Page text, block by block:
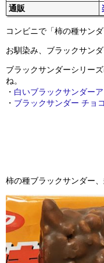
通販
コンビニで「柿の種サン
お馴染み、ブラックサン
ブラックサンダーシリー
ね。
・ 白いブラックサンダー
・ ブラックサンダー チョ
柿の種ブラックサンダー